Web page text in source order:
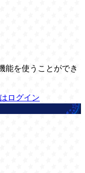
能を使うことができ
ログイン